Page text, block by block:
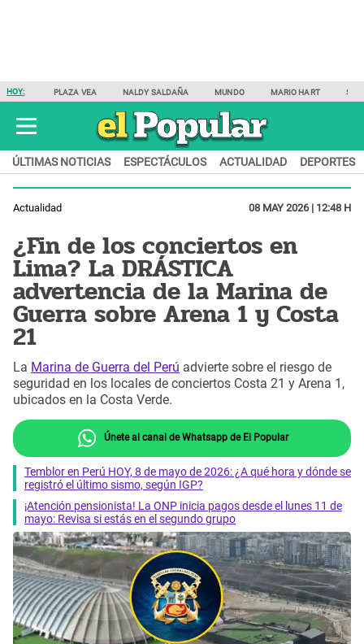
HOY: PLAZA VEA NALDY SALDAÑA MUNDO MARIO HART
ÚLTIMAS NOTICIAS ESPECTÁCULOS ACTUALIDAD DEPORTES
Actualidad 08 MAY 2026 | 12:48 H
¿Fin de los conciertos en
Lima? La DRÁSTICA
advertencia de la Marina de
Guerra sobre Arena 1 y Costa
21
La Marina de Guerra del Perú advierte sobre el riesgo de
seguridad en los locales de conciertos Costa 21 y Arena 1,
ubicados en la Costa Verde.
Únete al canal de Whatsapp de El Popular
Temblor en Perú HOY, 8 de mayo de 2026: ¿A qué hora y dónde se
registró el último sismo, según IGP?
¡Atención pensionista! La ONP inicia pagos desde el lunes 11 de
mayo: Revisa si estás en el segundo grupo